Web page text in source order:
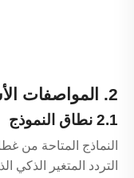
2. المواصفات الأساسية
2.1 نطاق النموذج